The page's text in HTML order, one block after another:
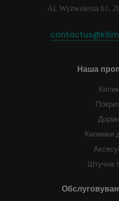
Al. Wyzwolenia 61,
Наша
Килимки
Штучна